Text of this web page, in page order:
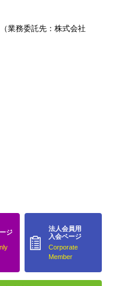
業務委託先：株式会社
ジ
法人会員用
入会ページ
Corporate
Member